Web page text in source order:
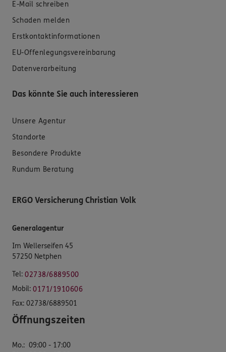
E-Mail schreiben
Schaden melden
Erstkontaktinformationen
EU-Offenlegungsvereinbarung
Datenverarbeitung
Das könnte Sie auch interessieren
Unsere Agentur
Standorte
Besondere Produkte
Rundum Beratung
ERGO Versicherung Christian Volk
Generalagentur
Im Wellerseifen 45
57250 Netphen
Tel: 02738/6889500
Mobil: 0171/1910606
Fax: 02738/6889501
Öffnungszeiten
Mo.: 09:00 - 17:00